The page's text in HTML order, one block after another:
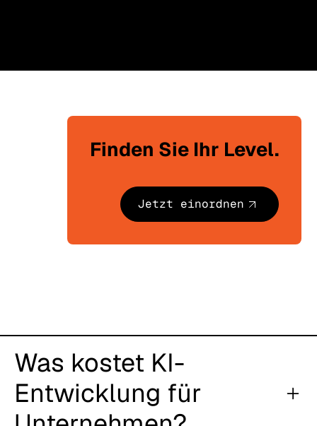
Finden Sie Ihr Level.
Jetzt einordnen
Was kostet KI-
Entwicklung für